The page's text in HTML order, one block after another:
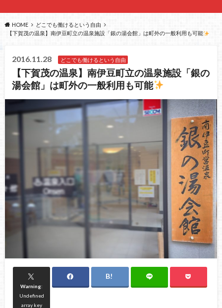
HOME
どこでも働けるという自由
【下賀茂の温泉】南伊豆町立の温泉施設「銀の湯会館」は町外の一般利用も可能
2016.11.28 どこでも働けるという自由
【下賀茂の温泉】南伊豆町立の温泉施設「銀の
湯会館」は町外の一般利用も可能
Warning:
Undefined
array key